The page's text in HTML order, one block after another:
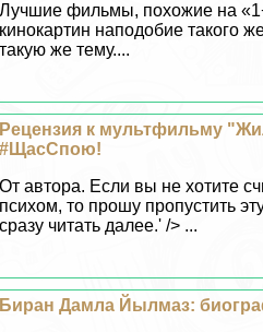
Лучшие фильмы, похожие на
кинокартин наподобие такого
такую же тему....
Рецензия к мультфильму
#ЩасCпою!
От автора. Если вы не хотите
психом, то прошу пропустить
сразу читать далее.' /> ...
Биран Дамла Йылмаз: